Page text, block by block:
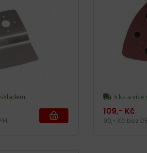
5 ks a více
109,- Kč
90,- Kč bez